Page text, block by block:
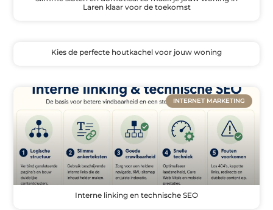
Laren klaar voor de toekomst
Kies de perfecte houtkachel voor jouw woning
INTERNET MARKETING
Interne linking en technische SEO